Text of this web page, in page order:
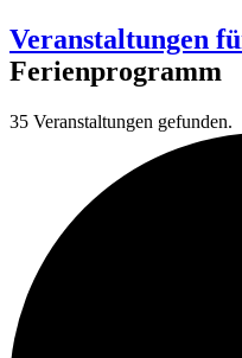
Veranstaltungen
Ferienprogramm
35 Veranstaltungen gefunden.